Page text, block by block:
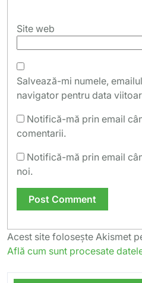
Site web
Salvează-mi numele,
navigator pentru data
Notifică-mă prin email
comentarii.
Notifică-mă prin email
noi.
Acest site folosește Akismet
Află cum sunt procesate